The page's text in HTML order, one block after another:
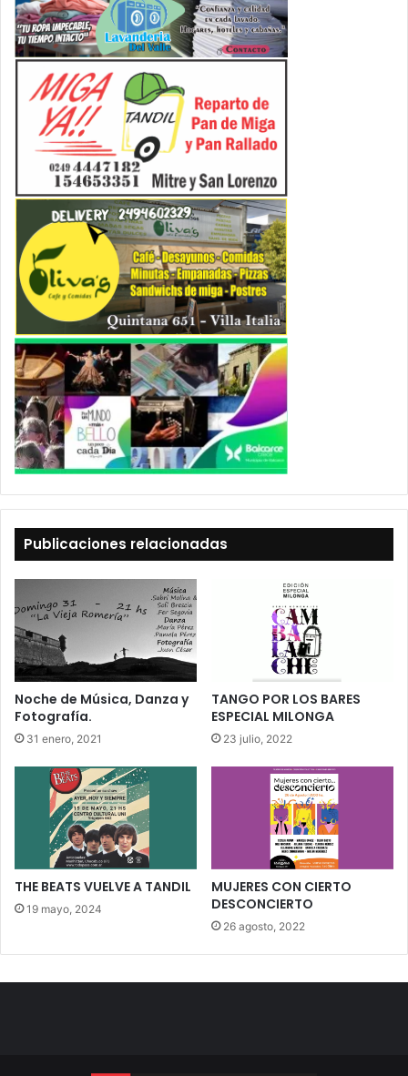
Publicaciones relacionadas
Noche de Música, Danza y
Fotografía.
31 enero, 2021
TANGO POR LOS BARES
ESPECIAL MILONGA
23 julio, 2022
THE BEATS VUELVE A TANDIL
19 mayo, 2024
MUJERES CON CIERTO
DESCONCIERTO
26 agosto, 2022